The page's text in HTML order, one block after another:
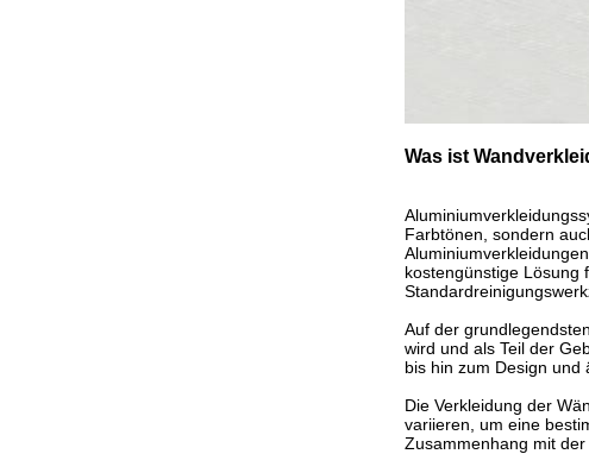
Was ist
Farbtönen, sondern
kostengünstige Lösung
Auf der
wird und als Teil der
bis hin zum Design und
Die Verkleidung der
variieren, um eine
Zusammenhang mit